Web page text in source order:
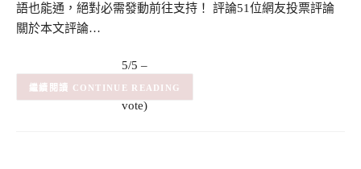
語也能通，絕對必需發動前往支持！ 評論51位網友投票評論
關於本文評論…
5/5 –
(1
vote)
(1) CONTINUE READING